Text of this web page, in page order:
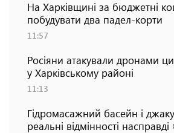
На Харківщині за бюджетні
побудувати два падел-корти
11:57
Росіяни атакували дронами
у Харківському районі
11:13
Гідромасажний басейн і
реальні відмінності